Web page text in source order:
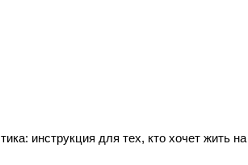
инструкция для тех, кто хочет жить на